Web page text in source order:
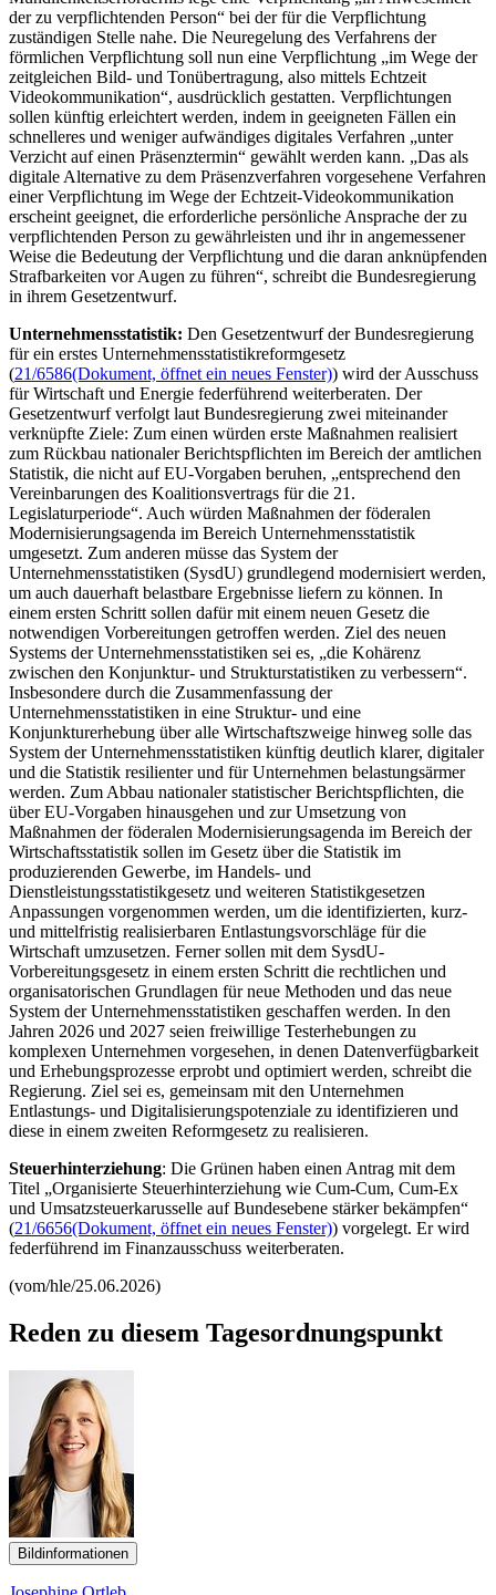
der zu verpflichtenden Person“ bei der für die Verpflichtung
zuständigen Stelle nahe. Die Neuregelung des Verfahrens der
förmlichen Verpflichtung soll nun eine Verpflichtung „im Wege der
zeitgleichen Bild- und Tonübertragung, also mittels Echtzeit
Videokommunikation“, ausdrücklich gestatten. Verpflichtungen
sollen künftig erleichtert werden, indem in geeigneten Fällen ein
schnelleres und weniger aufwändiges digitales Verfahren „unter
Verzicht auf einen Präsenztermin“ gewählt werden kann. „Das als
digitale Alternative zu dem Präsenzverfahren vorgesehene Verfahren
einer Verpflichtung im Wege der Echtzeit-Videokommunikation
erscheint geeignet, die erforderliche persönliche Ansprache der zu
verpflichtenden Person zu gewährleisten und ihr in angemessener
Weise die Bedeutung der Verpflichtung und die daran anknüpfenden
Strafbarkeiten vor Augen zu führen“, schreibt die Bundesregierung
in ihrem Gesetzentwurf.
Unternehmensstatistik: Den Gesetzentwurf der Bundesregierung
für ein erstes Unternehmensstatistikreformgesetz
(21/6586(Dokument, öffnet ein neues Fenster)) wird der Ausschuss
für Wirtschaft und Energie federführend weiterberaten. Der
Gesetzentwurf verfolgt laut Bundesregierung zwei miteinander
verknüpfte Ziele: Zum einen würden erste Maßnahmen realisiert
zum Rückbau nationaler Berichtspflichten im Bereich der amtlichen
Statistik, die nicht auf EU-Vorgaben beruhen, „entsprechend den
Vereinbarungen des Koalitionsvertrags für die 21.
Legislaturperiode“. Auch würden Maßnahmen der föderalen
Modernisierungsagenda im Bereich Unternehmensstatistik
umgesetzt. Zum anderen müsse das System der
Unternehmensstatistiken (SysdU) grundlegend modernisiert werden,
um auch dauerhaft belastbare Ergebnisse liefern zu können. In
einem ersten Schritt sollen dafür mit einem neuen Gesetz die
notwendigen Vorbereitungen getroffen werden. Ziel des neuen
Systems der Unternehmensstatistiken sei es, „die Kohärenz
zwischen den Konjunktur- und Strukturstatistiken zu verbessern“.
Insbesondere durch die Zusammenfassung der
Unternehmensstatistiken in eine Struktur- und eine
Konjunkturerhebung über alle Wirtschaftszweige hinweg solle das
System der Unternehmensstatistiken künftig deutlich klarer, digitaler
und die Statistik resilienter und für Unternehmen belastungsärmer
werden. Zum Abbau nationaler statistischer Berichtspflichten, die
über EU-Vorgaben hinausgehen und zur Umsetzung von
Maßnahmen der föderalen Modernisierungsagenda im Bereich der
Wirtschaftsstatistik sollen im Gesetz über die Statistik im
produzierenden Gewerbe, im Handels- und
Dienstleistungsstatistikgesetz und weiteren Statistikgesetzen
Anpassungen vorgenommen werden, um die identifizierten, kurz-
und mittelfristig realisierbaren Entlastungsvorschläge für die
Wirtschaft umzusetzen. Ferner sollen mit dem SysdU-
Vorbereitungsgesetz in einem ersten Schritt die rechtlichen und
organisatorischen Grundlagen für neue Methoden und das neue
System der Unternehmensstatistiken geschaffen werden. In den
Jahren 2026 und 2027 seien freiwillige Testerhebungen zu
komplexen Unternehmen vorgesehen, in denen Datenverfügbarkeit
und Erhebungsprozesse erprobt und optimiert werden, schreibt die
Regierung. Ziel sei es, gemeinsam mit den Unternehmen
Entlastungs- und Digitalisierungspotenziale zu identifizieren und
diese in einem zweiten Reformgesetz zu realisieren.
Steuerhinterziehung: Die Grünen haben einen Antrag mit dem
Titel „Organisierte Steuerhinterziehung wie Cum-Cum, Cum-Ex
und Umsatzsteuerkarusselle auf Bundesebene stärker bekämpfen“
(21/6656(Dokument, öffnet ein neues Fenster)) vorgelegt. Er wird
federführend im Finanzausschuss weiterberaten.
(vom/hle/25.06.2026)
Reden zu diesem Tagesordnungspunkt
Bildinformationen